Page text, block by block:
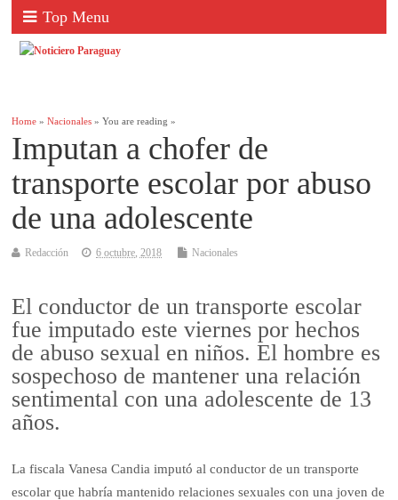
Top Menu
Home »Nacionales » You are reading »
Imputan a chofer de
transporte escolar por abuso
de una adolescente
Redacción 6 octubre, 2018 Nacionales
El conductor de un transporte escolar
fue imputado este viernes por hechos
de abuso sexual en niños. El hombre es
sospechoso de mantener una relación
sentimental con una adolescente de 13
años.
La fiscala Vanesa Candia imputó al conductor de un transporte
escolar que habría mantenido relaciones sexuales con una joven de